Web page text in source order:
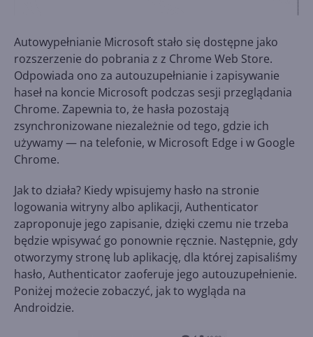
Autowypełnianie Microsoft stało się dostępne jako
rozszerzenie do pobrania z z Chrome Web Store.
Odpowiada ono za autouzupełnianie i zapisywanie
haseł na koncie Microsoft podczas sesji przeglądania
Chrome. Zapewnia to, że hasła pozostają
zsynchronizowane niezależnie od tego, gdzie ich
używamy — na telefonie, w Microsoft Edge i w Google
Chrome.
Jak to działa? Kiedy wpisujemy hasło na stronie
logowania witryny albo aplikacji, Authenticator
zaproponuje jego zapisanie, dzięki czemu nie trzeba
będzie wpisywać go ponownie ręcznie. Następnie, gdy
otworzymy stronę lub aplikację, dla której zapisaliśmy
hasło, Authenticator zaoferuje jego autouzupełnienie.
Poniżej możecie zobaczyć, jak to wygląda na
Androidzie.